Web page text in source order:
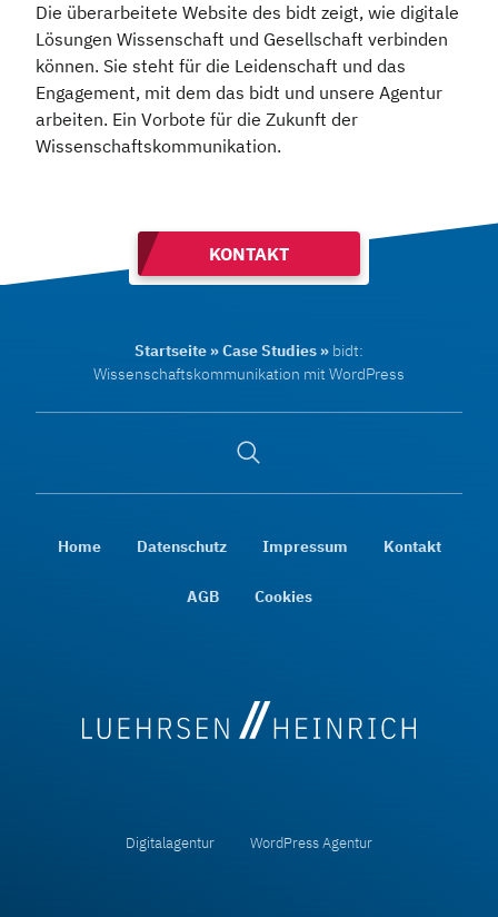
Die überarbeitete Website des bidt zeigt, wie digitale
Lösungen Wissenschaft und Gesellschaft verbinden
können. Sie steht für die Leidenschaft und das
Engagement, mit dem das bidt und unsere Agentur
arbeiten. Ein Vorbote für die Zukunft der
Wissenschaftskommunikation.
KONTAKT
Startseite »Case Studies » bidt:
Wissenschaftskommunikation mit WordPress
Suche
Home Datenschutz Impressum Kontakt
AGB Cookies
Digitalagentur WordPress Agentur